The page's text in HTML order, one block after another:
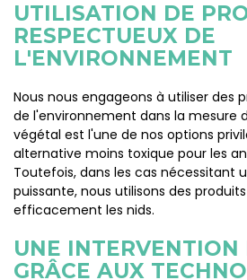
UTILISATION DE
RESPECTUEUX DE
L'ENVIRONNEMENT
Nous nous engageons à utiliser des
de l'environnement dans la mesure
végétal est l'une de nos options
alternative moins toxique pour les
Toutefois, dans les cas nécessitant
puissante, nous utilisons des
efficacement les nids.
UNE INTERVENTION
GRÂCE AUX